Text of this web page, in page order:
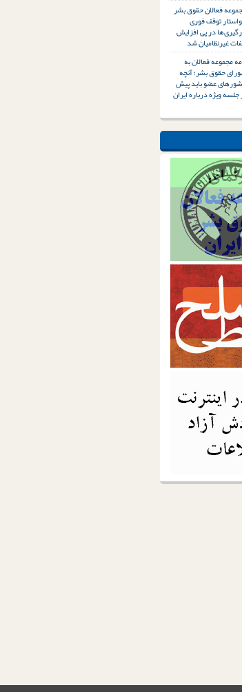
فعالان حقوق بشر
توقف فوری
در پی افزایش
غیرنظامیان شد
مجموعه فعالان به
حقوق بشر؛ آنچه
عضو باید پیش
جلسه ویژه درباره ایران